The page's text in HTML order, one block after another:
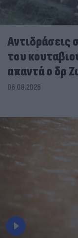
Αντιδράσεις
του
απαντά ο δρ
06.08.2026